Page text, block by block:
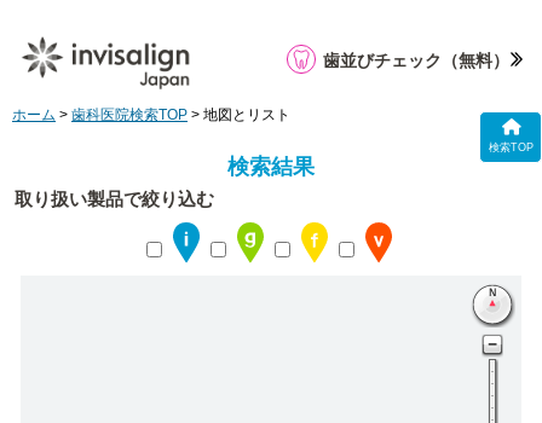
検索TOP
歯並びチェック （無料）
ホーム > 歯科医院検索TOP > 地図とリスト
検索結果
取り扱い製品で絞り込む